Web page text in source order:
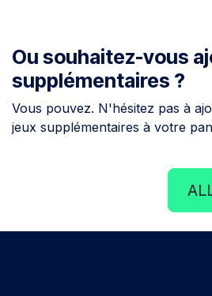
Ou souhaitez-vous
supplémentaires ?
Vous pouvez. N'hésitez pas à
jeux supplémentaires à votre